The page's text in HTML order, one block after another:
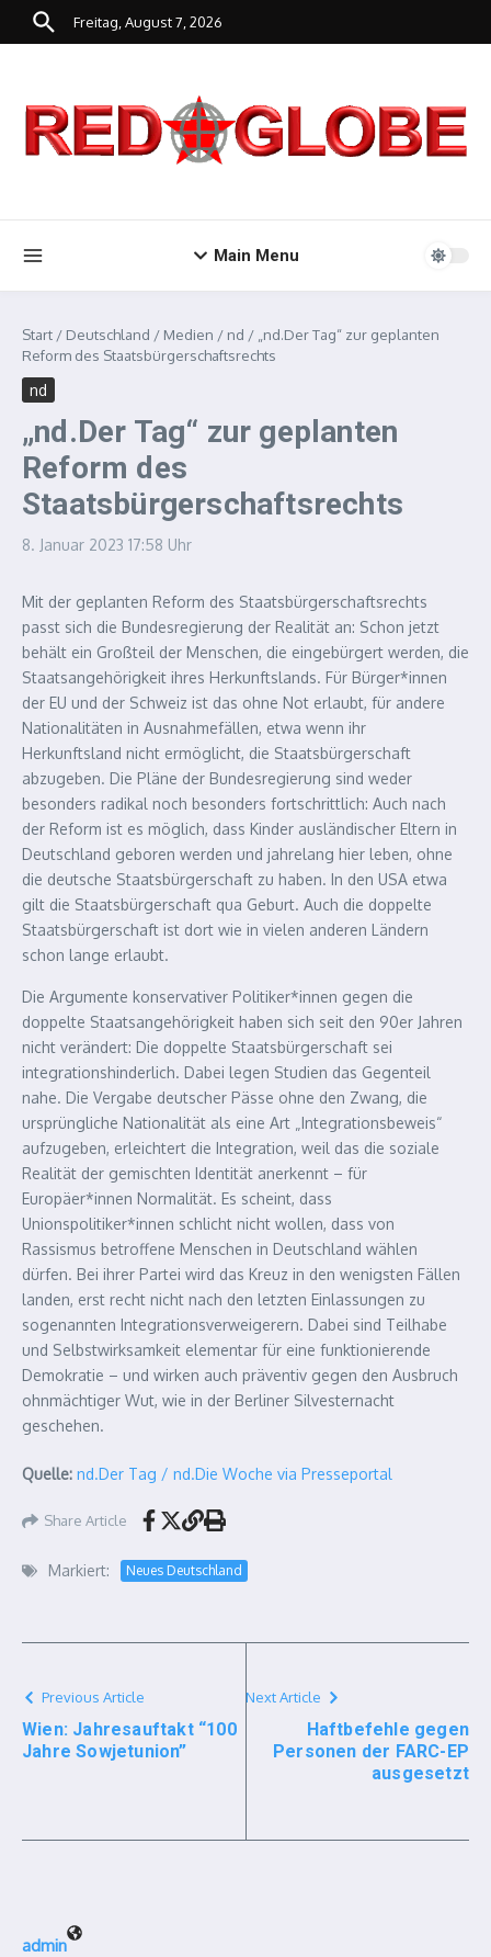
Zum Inhalt springen
Freitag, August 7, 2026
Main Menu
Start / Deutschland / Medien / nd / „nd.Der Tag“ zur geplanten
Reform des Staatsbürgerschaftsrechts
nd
„nd.Der Tag“ zur geplanten
Reform des
Staatsbürgerschaftsrechts
8. Januar 2023 17:58 Uhr
Mit der geplanten Reform des Staatsbürgerschaftsrechts
passt sich die Bundesregierung der Realität an: Schon jetzt
behält ein Großteil der Menschen, die eingebürgert werden, die
Staatsangehörigkeit ihres Herkunftslands. Für Bürger*innen
der EU und der Schweiz ist das ohne Not erlaubt, für andere
Nationalitäten in Ausnahmefällen, etwa wenn ihr
Herkunftsland nicht ermöglicht, die Staatsbürgerschaft
abzugeben. Die Pläne der Bundesregierung sind weder
besonders radikal noch besonders fortschrittlich: Auch nach
der Reform ist es möglich, dass Kinder ausländischer Eltern in
Deutschland geboren werden und jahrelang hier leben, ohne
die deutsche Staatsbürgerschaft zu haben. In den USA etwa
gilt die Staatsbürgerschaft qua Geburt. Auch die doppelte
Staatsbürgerschaft ist dort wie in vielen anderen Ländern
schon lange erlaubt.
Die Argumente konservativer Politiker*innen gegen die
doppelte Staatsangehörigkeit haben sich seit den 90er Jahren
nicht verändert: Die doppelte Staatsbürgerschaft sei
integrationshinderlich. Dabei legen Studien das Gegenteil
nahe. Die Vergabe deutscher Pässe ohne den Zwang, die
ursprüngliche Nationalität als eine Art „Integrationsbeweis“
aufzugeben, erleichtert die Integration, weil das die soziale
Realität der gemischten Identität anerkennt – für
Europäer*innen Normalität. Es scheint, dass
Unionspolitiker*innen schlicht nicht wollen, dass von
Rassismus betroffene Menschen in Deutschland wählen
dürfen. Bei ihrer Partei wird das Kreuz in den wenigsten Fällen
landen, erst recht nicht nach den letzten Einlassungen zu
sogenannten Integrationsverweigerern. Dabei sind Teilhabe
und Selbstwirksamkeit elementar für eine funktionierende
Demokratie – und wirken auch präventiv gegen den Ausbruch
ohnmächtiger Wut, wie in der Berliner Silvesternacht
geschehen.
Quelle: nd.Der Tag / nd.Die Woche via Presseportal
Share Article
Markiert: Neues Deutschland
Previous Article
Wien: Jahresauftakt “100
Jahre Sowjetunion”
Next Article
Haftbefehle gegen
Personen der FARC-EP
ausgesetzt
admin